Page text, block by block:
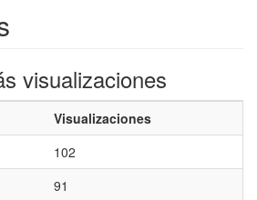
visualizaciones
Visualizaciones
102
91